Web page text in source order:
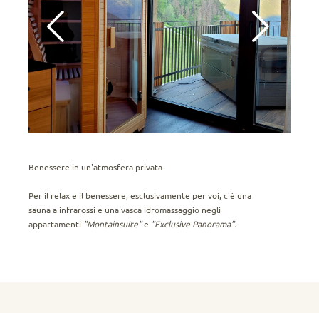
Benessere in un'atmosfera privata
Per il relax e il benessere, esclusivamente per voi, c'è una
sauna a infrarossi e una vasca idromassaggio negli
appartamenti "Montainsuite"e "Exclusive Panorama".